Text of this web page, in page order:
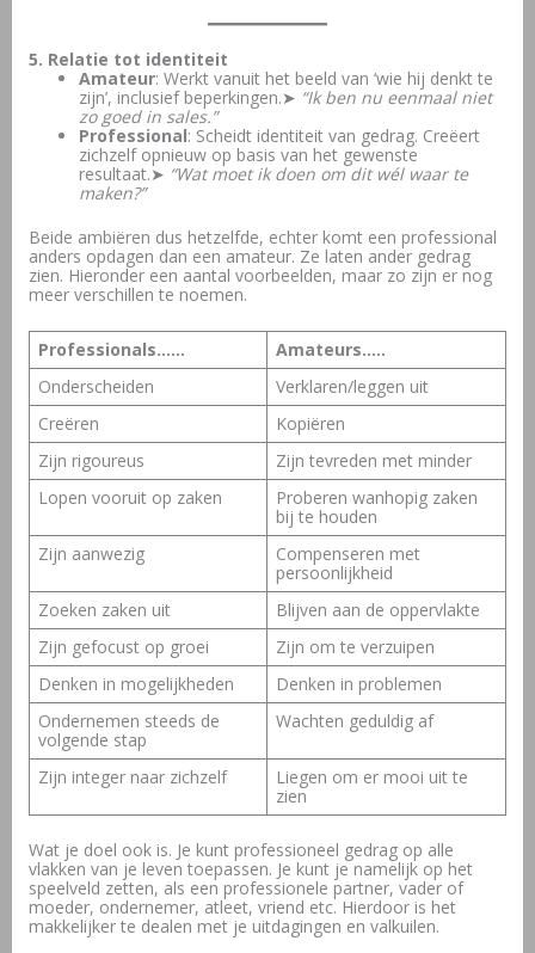
5. Relatie tot identiteit
Amateur: Werkt vanuit het beeld van ‘wie hij denkt te
zijn’, inclusief beperkingen.➤ “Ik ben nu eenmaal niet
zo goed in sales.”
Professional: Scheidt identiteit van gedrag. Creëert
zichzelf opnieuw op basis van het gewenste
resultaat.➤ “Wat moet ik doen om dit wél waar te
maken?”
Beide ambiëren dus hetzelfde, echter komt een professional
anders opdagen dan een amateur. Ze laten ander gedrag
zien. Hieronder een aantal voorbeelden, maar zo zijn er nog
meer verschillen te noemen.
Professionals……
Amateurs…..
Onderscheiden
Verklaren/leggen uit
Creëren
Kopiëren
Zijn rigoureus
Zijn tevreden met minder
Lopen vooruit op zaken
Proberen wanhopig zaken
bij te houden
Zijn aanwezig
Compenseren met
persoonlijkheid
Zoeken zaken uit
Blijven aan de oppervlakte
Zijn gefocust op groei
Zijn om te verzuipen
Denken in mogelijkheden
Denken in problemen
Ondernemen steeds de
volgende stap
Wachten geduldig af
Zijn integer naar zichzelf
Liegen om er mooi uit te
zien
Wat je doel ook is. Je kunt professioneel gedrag op alle
vlakken van je leven toepassen. Je kunt je namelijk op het
speelveld zetten, als een professionele partner, vader of
moeder, ondernemer, atleet, vriend etc. Hierdoor is het
makkelijker te dealen met je uitdagingen en valkuilen.